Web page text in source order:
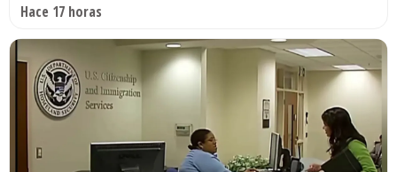
Hace 17 horas